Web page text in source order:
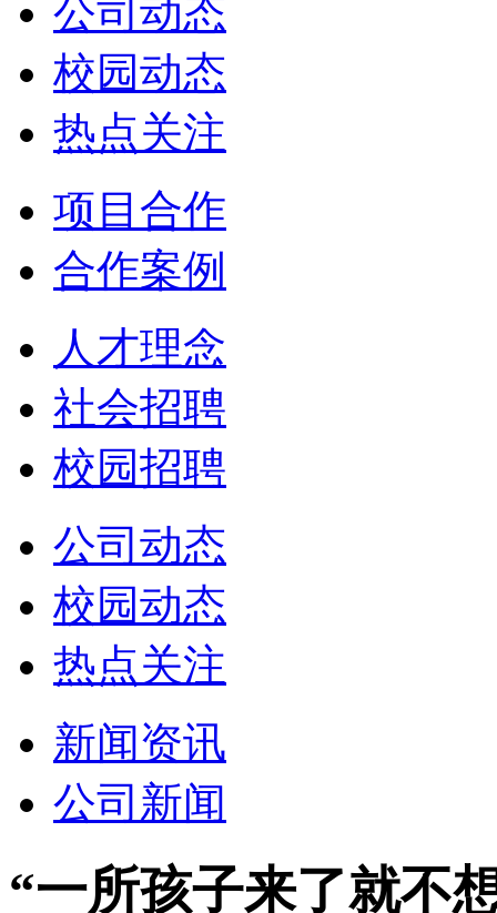
公司动态
校园动态
热点关注
项目合作
合作案例
人才理念
社会招聘
校园招聘
公司动态
校园动态
热点关注
新闻资讯
公司新闻
“一所孩子来了就不